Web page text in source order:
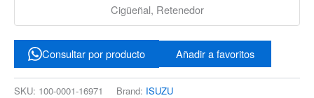
Cigüeñal, Retenedor
Consultar por producto Añadir a favoritos
SKU: 100-0001-16971 Brand: ISUZU